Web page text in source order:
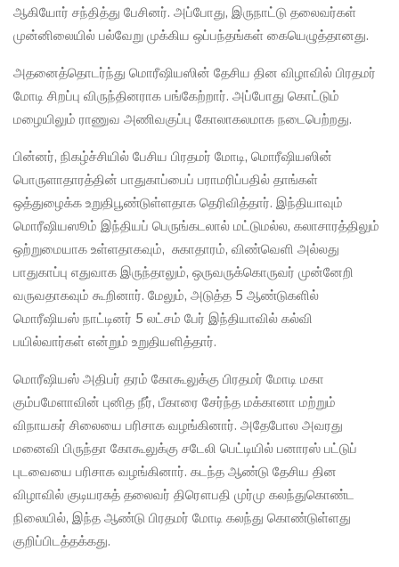
ஆகியோர் சந்தித்து பேசினர். அப்போது, இருநாட்டு தலைவர்கள்
முன்னிலையில் பல்வேறு முக்கிய ஒப்பந்தங்கள் கையெழுத்தானது.
அதனைத்தொடர்ந்து மொரீஷியஸின் தேசிய தின விழாவில் பிரதமர்
மோடி சிறப்பு விருந்தினராக பங்கேற்றார். அப்போது கொட்டும்
மழையிலும் ராணுவ அணிவகுப்பு கோலாகலமாக நடைபெற்றது.
பின்னர், நிகழ்ச்சியில் பேசிய பிரதமர் மோடி, மொரீஷியஸின்
பொருளாதாரத்தின் பாதுகாப்பைப் பராமரிப்பதில் தாங்கள்
ஒத்துழைக்க உறுதிபூண்டுள்ளதாக தெரிவித்தார். இந்தியாவும்
மொரீஷியஸூம் இந்தியப் பெருங்கடலால் மட்டுமல்ல, கலாசாரத்திலும்
ஒற்றுமையாக உள்ளதாகவும், சுகாதாரம், விண்வெளி அல்லது
பாதுகாப்பு எதுவாக இருந்தாலும், ஒருவருக்கொருவர் முன்னேறி
வருவதாகவும் கூறினார். மேலும், அடுத்த 5 ஆண்டுகளில்
மொரீஷியஸ் நாட்டினர் 5 லட்சம் பேர் இந்தியாவில் கல்வி
பயில்வார்கள் என்றும் உறுதியளித்தார்.
மொரீஷியஸ் அதிபர் தரம் கோகூலுக்கு பிரதமர் மோடி மகா
கும்பமேளாவின் புனித நீர், பீகாரை சேர்ந்த மக்கானா மற்றும்
விநாயகர் சிலையை பரிசாக வழங்கினார். அதேபோல அவரது
மனைவி பிருந்தா கோகூலுக்கு சடேலி பெட்டியில் பனாரஸ் பட்டுப்
புடவையை பரிசாக வழங்கினார். கடந்த ஆண்டு தேசிய தின
விழாவில் குடியரசுத் தலைவர் திரௌபதி முர்மு கலந்துகொண்ட
நிலையில், இந்த ஆண்டு பிரதமர் மோடி கலந்து கொண்டுள்ளது
குறிப்பிடத்தக்கது.